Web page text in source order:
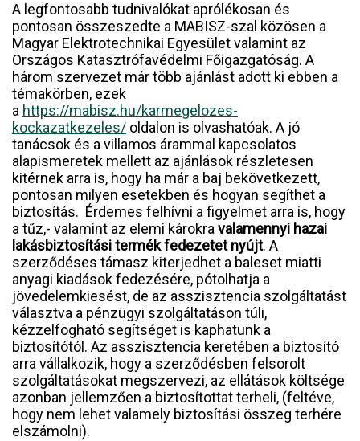
A legfontosabb tudnivalókat aprólékosan és
pontosan összeszedte a MABISZ-szal közösen a
Magyar Elektrotechnikai Egyesület valamint az
Országos Katasztrófavédelmi Főigazgatóság. A
három szervezet már több ajánlást adott ki ebben a
témakörben, ezek
a https://mabisz.hu/karmegelozes-
kockazatkezeles/ oldalon is olvashatóak. A jó
tanácsok és a villamos árammal kapcsolatos
alapismeretek mellett az ajánlások részletesen
kitérnek arra is, hogy ha már a baj bekövetkezett,
pontosan milyen esetekben és hogyan segíthet a
biztosítás. Érdemes felhívni a figyelmet arra is, hogy
a tűz,- valamint az elemi károkravalamennyi hazai
lakásbiztosítási termék fedezetet nyújt. A
szerződéses támasz kiterjedhet a baleset miatti
anyagi kiadások fedezésére, pótolhatja a
jövedelemkiesést, de az asszisztencia szolgáltatást
választva a pénzügyi szolgáltatáson túli,
kézzelfogható segítséget is kaphatunk a
biztosítótól. Az asszisztencia keretében a biztosító
arra vállalkozik, hogy a szerződésben felsorolt
szolgáltatásokat megszervezi, az ellátások költsége
azonban jellemzően a biztosítottat terheli, (feltéve,
hogy nem lehet valamely biztosítási összeg terhére
elszámolni).